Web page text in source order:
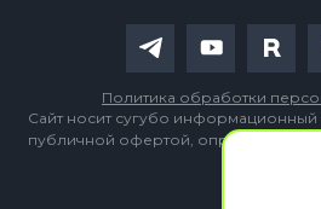
Сайт носит сугубо информационный
публичной офертой, определяемой
Политика обработки